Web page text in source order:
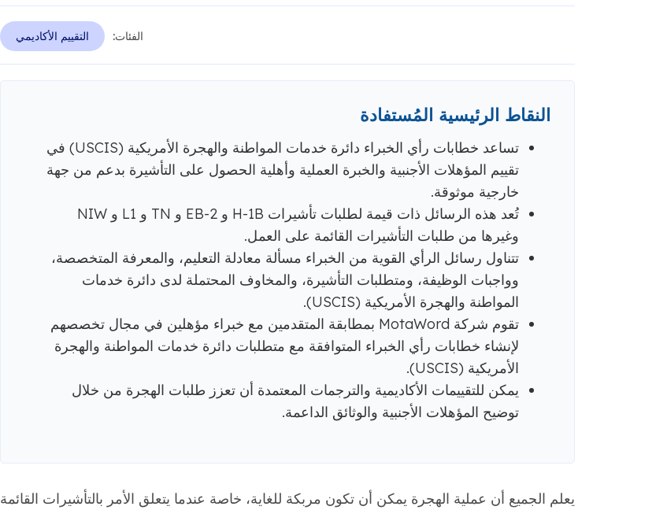
الفئات: التقييم الأكاديمي
النقاط الرئيسية المُستفادة
تساعد خطابات رأي الخبراء دائرة خدمات المواطنة والهجرة الأمريكية (USCIS) في
تقييم المؤهلات الأجنبية والخبرة العملية وأهلية الحصول على التأشيرة بدعم من جهة
خارجية موثوقة.
تُعد هذه الرسائل ذات قيمة لطلبات تأشيرات H-1B و EB-2 و TN و L1 و NIW
وغيرها من طلبات التأشيرات القائمة على العمل.
تتناول رسائل الرأي القوية من الخبراء مسألة معادلة التعليم، والمعرفة المتخصصة،
وواجبات الوظيفة، ومتطلبات التأشيرة، والمخاوف المحتملة لدى دائرة خدمات
المواطنة والهجرة الأمريكية (USCIS).
تقوم شركة MotaWord بمطابقة المتقدمين مع خبراء مؤهلين في مجال تخصصهم
لإنشاء خطابات رأي الخبراء المتوافقة مع متطلبات دائرة خدمات المواطنة والهجرة
الأمريكية (USCIS).
يمكن للتقييمات الأكاديمية والترجمات المعتمدة أن تعزز طلبات الهجرة من خلال
توضيح المؤهلات الأجنبية والوثائق الداعمة.
يعلم الجميع أن عملية الهجرة يمكن أن تكون مربكة للغاية، خاصة عندما يتعلق الأمر بالتأشيرات القائمة